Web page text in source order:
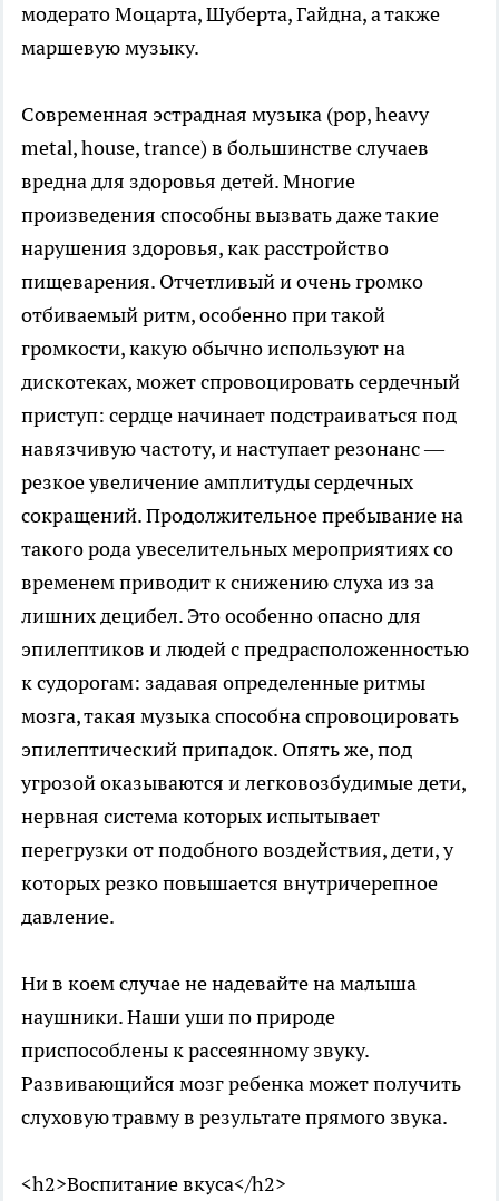
модерато Моцарта, Шуберта, Гайдна, а также
маршевую музыку.
Современная эстрадная музыка (pop, heavy
metal, house, trance) в большинстве случаев
вредна для здоровья детей. Многие
произведения способны вызвать даже такие
нарушения здоровья, как расстройство
пищеварения. Отчетливый и очень громко
отбиваемый ритм, особенно при такой
громкости, какую обычно используют на
дискотеках, может спровоцировать сердечный
приступ: сердце начинает подстраиваться под
навязчивую частоту, и наступает резонанс —
резкое увеличение амплитуды сердечных
сокращений. Продолжительное пребывание на
такого рода увеселительных мероприятиях со
временем приводит к снижению слуха из за
лишних децибел. Это особенно опасно для
эпилептиков и людей с предрасположенностью
к судорогам: задавая определенные ритмы
мозга, такая музыка способна спровоцировать
эпилептический припадок. Опять же, под
угрозой оказываются и легковозбудимые дети,
нервная система которых испытывает
перегрузки от подобного воздействия, дети, у
которых резко повышается внутричерепное
давление.
Ни в коем случае не надевайте на малыша
наушники. Наши уши по природе
приспособлены к рассеянному звуку.
Развивающийся мозг ребенка может получить
слуховую травму в результате прямого звука.
<h2>Воспитание вкуса</h2>